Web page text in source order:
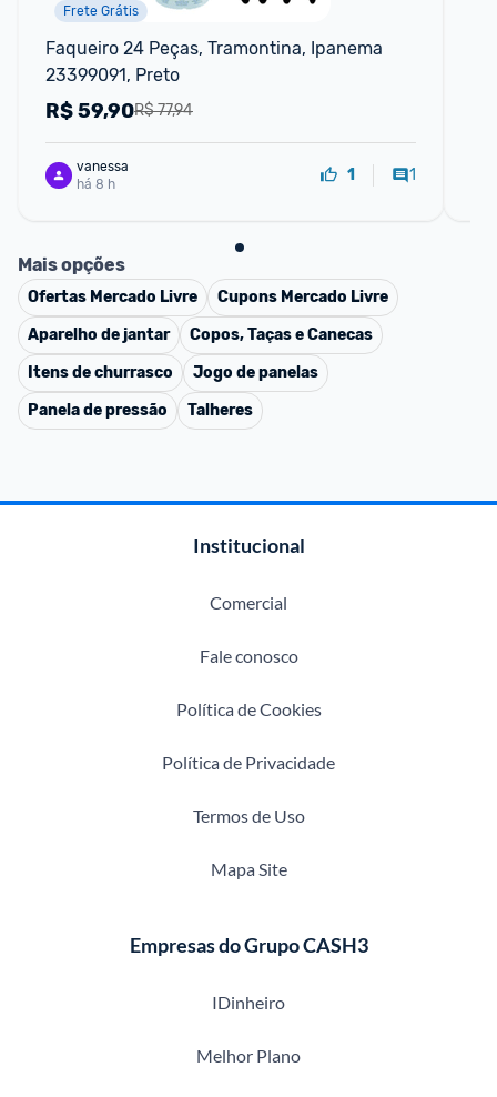
Frete Grátis
Faqueiro 24 Peças, Tramontina, Ipanema
23399091, Preto
R$ 77,94
R$59,90
vanessa
há 8 h
1 1
Mais opções
Ofertas Mercado Livre Cupons Mercado Livre
Aparelho de jantar
Copos, Taças e Canecas
Itens de churrasco
Jogo de panelas
Panela de pressão
Talheres
Institucional
Comercial
Fale conosco
Política de Cookies
Política de Privacidade
Termos de Uso
Mapa Site
Empresas do Grupo CASH3
IDinheiro
Melhor Plano